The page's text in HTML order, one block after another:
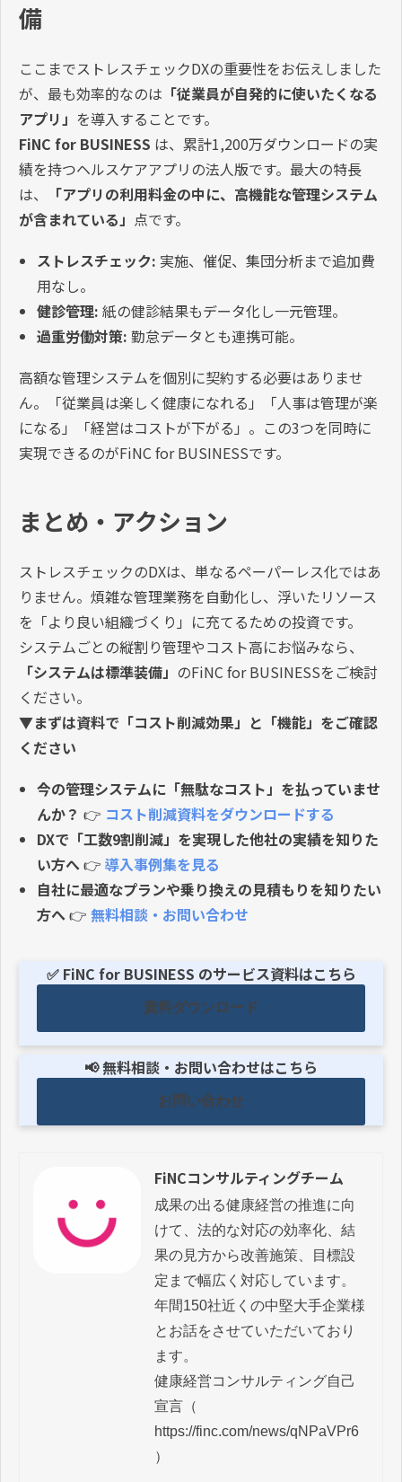
備
ここまでストレスチェックDXの重要性をお伝えしました
が、最も効率的なのは 「従業員が自発的に使いたくなる
アプリ」 を導入することです。
FiNC for BUSINESS は、累計1,200万ダウンロードの実
績を持つヘルスケアアプリの法人版です。最大の特長
は、
「アプリの利用料金の中に、高機能な管理システム
が含まれている」 点です。
ストレスチェック: 実施、催促、集団分析まで追加費
用なし。
健診管理: 紙の健診結果もデータ化し一元管理。
過重労働対策: 勤怠データとも連携可能。
高額な管理システムを個別に契約する必要はありませ
ん。「従業員は楽しく健康になれる」「人事は管理が楽
になる」「経営はコストが下がる」。この3つを同時に
実現できるのがFiNC for BUSINESSです。
まとめ・アクション
ストレスチェックのDXは、単なるペーパーレス化ではあ
りません。煩雑な管理業務を自動化し、浮いたリソース
を「より良い組織づくり」に充てるための投資です。
システムごとの縦割り管理やコスト高にお悩みなら、
「システムは標準装備」 のFiNC for BUSINESSをご検討
ください。
▼まずは資料で「コスト削減効果」と「機能」をご確認
ください
今の管理システムに「無駄なコスト」を払っていませ
んか？ 👉 コスト削減資料をダウンロードする
DXで「工数9割削減」を実現した他社の実績を知りた
い方へ👉 導入事例集を見る
自社に最適なプランや乗り換えの見積もりを知りたい
方へ👉 無料相談・お問い合わせ
✅ FiNC for BUSINESS のサービス資料はこちら
資料ダウンロード
📢 無料相談・お問い合わせはこちら
お問い合わせ
FiNCコンサルティングチーム
成果の出る健康経営の推進に向
けて、法的な対応の効率化、結
果の見方から改善施策、目標設
定まで幅広く対応しています。
年間150社近くの中堅大手企業様
とお話をさせていただいており
ます。
健康経営コンサルティング自己
宣言（
https://finc.com/news/qNPaVPr6